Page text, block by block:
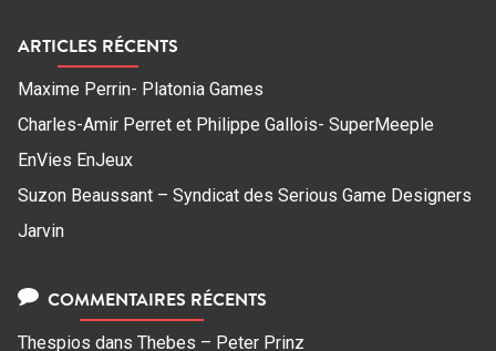
ARTICLES RÉCENTS
Maxime Perrin- Platonia Games
Charles-Amir Perret et Philippe Gallois- SuperMeeple
EnVies EnJeux
Suzon Beaussant – Syndicat des Serious Game Designers
Jarvin
COMMENTAIRES RÉCENTS
Thespios dans Thebes – Peter Prinz